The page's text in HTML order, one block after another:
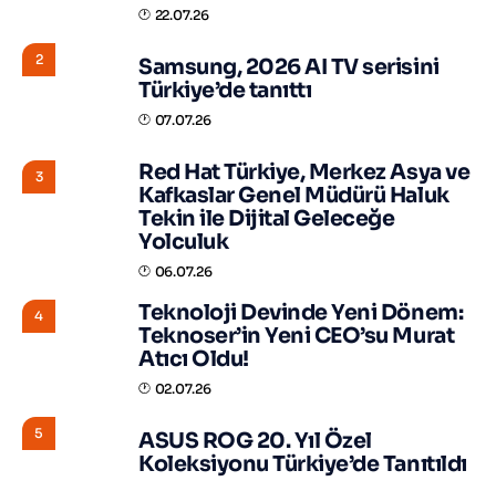
22.07.26
2
Samsung, 2026 AI TV serisini
Türkiye’de tanıttı
07.07.26
3
Red Hat Türkiye, Merkez Asya ve
Kafkaslar Genel Müdürü Haluk
Tekin ile Dijital Geleceğe
Yolculuk
06.07.26
4
Teknoloji Devinde Yeni Dönem:
Teknoser’in Yeni CEO’su Murat
Atıcı Oldu!
02.07.26
5
ASUS ROG 20. Yıl Özel
Koleksiyonu Türkiye’de Tanıtıldı